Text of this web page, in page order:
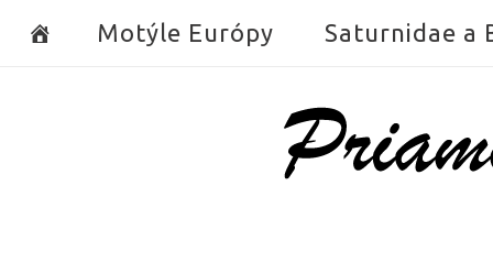
Motýle Európy Saturnidae a
Home